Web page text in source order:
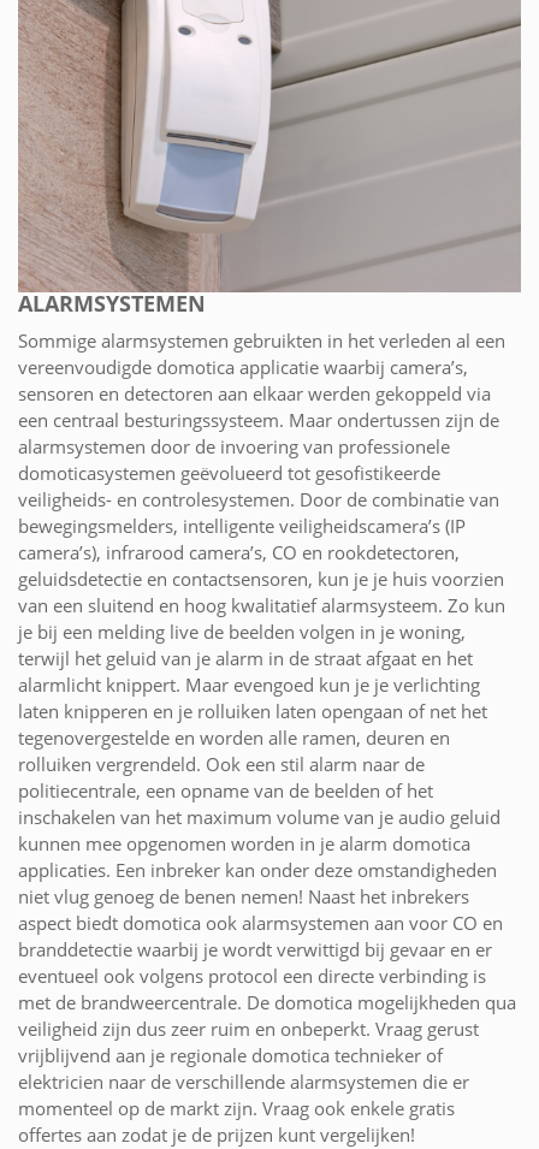
ALARMSYSTEMEN
Sommige alarmsystemen gebruikten in het verleden al een
vereenvoudigde domotica applicatie waarbij camera’s,
sensoren en detectoren aan elkaar werden gekoppeld via
een centraal besturingssysteem. Maar ondertussen zijn de
alarmsystemen door de invoering van professionele
domoticasystemen geëvolueerd tot gesofistikeerde
veiligheids- en controlesystemen. Door de combinatie van
bewegingsmelders, intelligente veiligheidscamera’s (IP
camera’s), infrarood camera’s, CO en rookdetectoren,
geluidsdetectie en contactsensoren, kun je je huis voorzien
van een sluitend en hoog kwalitatief alarmsysteem. Zo kun
je bij een melding live de beelden volgen in je woning,
terwijl het geluid van je alarm in de straat afgaat en het
alarmlicht knippert. Maar evengoed kun je je verlichting
laten knipperen en je rolluiken laten opengaan of net het
tegenovergestelde en worden alle ramen, deuren en
rolluiken vergrendeld. Ook een stil alarm naar de
politiecentrale, een opname van de beelden of het
inschakelen van het maximum volume van je audio geluid
kunnen mee opgenomen worden in je alarm domotica
applicaties. Een inbreker kan onder deze omstandigheden
niet vlug genoeg de benen nemen! Naast het inbrekers
aspect biedt domotica ook alarmsystemen aan voor CO en
branddetectie waarbij je wordt verwittigd bij gevaar en er
eventueel ook volgens protocol een directe verbinding is
met de brandweercentrale. De domotica mogelijkheden qua
veiligheid zijn dus zeer ruim en onbeperkt. Vraag gerust
vrijblijvend aan je regionale domotica technieker of
elektricien naar de verschillende alarmsystemen die er
momenteel op de markt zijn. Vraag ook enkele gratis
offertes aan zodat je de prijzen kunt vergelijken!